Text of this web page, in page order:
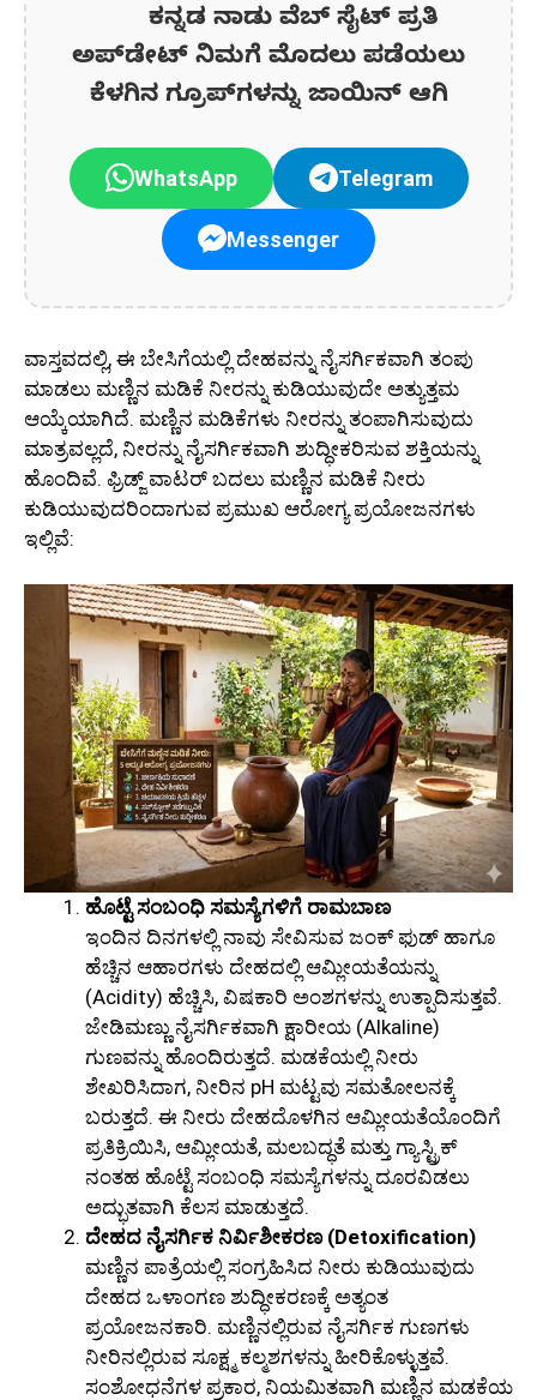
ಕನ್ನಡ ನಾಡು ವೆಬ್ ಸೈಟ್ ಪ್ರತಿ
ಅಪ್‌ಡೇಟ್‌ ನಿಮಗೆ ಮೊದಲು ಪಡೆಯಲು
ಕೆಳಗಿನ ಗ್ರೂಪ್‌ಗಳನ್ನು ಜಾಯಿನ್ ಆಗಿ
WhatsApp Telegram
Messenger
ವಾಸ್ತವದಲ್ಲಿ, ಈ ಬೇಸಿಗೆಯಲ್ಲಿ ದೇಹವನ್ನು ನೈಸರ್ಗಿಕವಾಗಿ ತಂಪು
ಮಾಡಲು ಮಣ್ಣಿನ ಮಡಿಕೆ ನೀರನ್ನು ಕುಡಿಯುವುದೇ ಅತ್ಯುತ್ತಮ
ಆಯ್ಕೆಯಾಗಿದೆ. ಮಣ್ಣಿನ ಮಡಿಕೆಗಳು ನೀರನ್ನು ತಂಪಾಗಿಸುವುದು
ಮಾತ್ರವಲ್ಲದೆ, ನೀರನ್ನು ನೈಸರ್ಗಿಕವಾಗಿ ಶುದ್ಧೀಕರಿಸುವ ಶಕ್ತಿಯನ್ನು
ಹೊಂದಿವೆ. ಫ್ರಿಡ್ಜ್‌ ವಾಟರ್ ಬದಲು ಮಣ್ಣಿನ ಮಡಿಕೆ ನೀರು
ಕುಡಿಯುವುದರಿಂದಾಗುವ ಪ್ರಮುಖ ಆರೋಗ್ಯ ಪ್ರಯೋಜನಗಳು
ಇಲ್ಲಿವೆ:
ಹೊಟ್ಟೆ ಸಂಬಂಧಿ ಸಮಸ್ಯೆಗಳಿಗೆ ರಾಮಬಾಣ
ಇಂದಿನ ದಿನಗಳಲ್ಲಿ ನಾವು ಸೇವಿಸುವ ಜಂಕ್ ಫುಡ್ ಹಾಗೂ
ಹೆಚ್ಚಿನ ಆಹಾರಗಳು ದೇಹದಲ್ಲಿ ಆಮ್ಲೀಯತೆಯನ್ನು
(Acidity) ಹೆಚ್ಚಿಸಿ, ವಿಷಕಾರಿ ಅಂಶಗಳನ್ನು ಉತ್ಪಾದಿಸುತ್ತವೆ.
ಜೇಡಿಮಣ್ಣು ನೈಸರ್ಗಿಕವಾಗಿ ಕ್ಷಾರೀಯ (Alkaline)
ಗುಣವನ್ನು ಹೊಂದಿರುತ್ತದೆ. ಮಡಕೆಯಲ್ಲಿ ನೀರು
ಶೇಖರಿಸಿದಾಗ, ನೀರಿನ pH ಮಟ್ಟವು ಸಮತೋಲನಕ್ಕೆ
ಬರುತ್ತದೆ. ಈ ನೀರು ದೇಹದೊಳಗಿನ ಆಮ್ಲೀಯತೆಯೊಂದಿಗೆ
ಪ್ರತಿಕ್ರಿಯಿಸಿ, ಆಮ್ಲೀಯತೆ, ಮಲಬದ್ಧತೆ ಮತ್ತು ಗ್ಯಾಸ್ಟ್ರಿಕ್‌
ನಂತಹ ಹೊಟ್ಟೆ ಸಂಬಂಧಿ ಸಮಸ್ಯೆಗಳನ್ನು ದೂರವಿಡಲು
ಅದ್ಭುತವಾಗಿ ಕೆಲಸ ಮಾಡುತ್ತದೆ.
ದೇಹದ ನೈಸರ್ಗಿಕ ನಿರ್ವಿಶೀಕರಣ (Detoxification)
ಮಣ್ಣಿನ ಪಾತ್ರೆಯಲ್ಲಿ ಸಂಗ್ರಹಿಸಿದ ನೀರು ಕುಡಿಯುವುದು
ದೇಹದ ಒಳಾಂಗಣ ಶುದ್ಧೀಕರಣಕ್ಕೆ ಅತ್ಯಂತ
ಪ್ರಯೋಜನಕಾರಿ. ಮಣ್ಣಿನಲ್ಲಿರುವ ನೈಸರ್ಗಿಕ ಗುಣಗಳು
ನೀರಿನಲ್ಲಿರುವ ಸೂಕ್ಷ್ಮ ಕಲ್ಮಶಗಳನ್ನು ಹೀರಿಕೊಳ್ಳುತ್ತವೆ.
ಸಂಶೋಧನೆಗಳ ಪ್ರಕಾರ, ನಿಯಮಿತವಾಗಿ ಮಣ್ಣಿನ ಮಡಕೆಯ